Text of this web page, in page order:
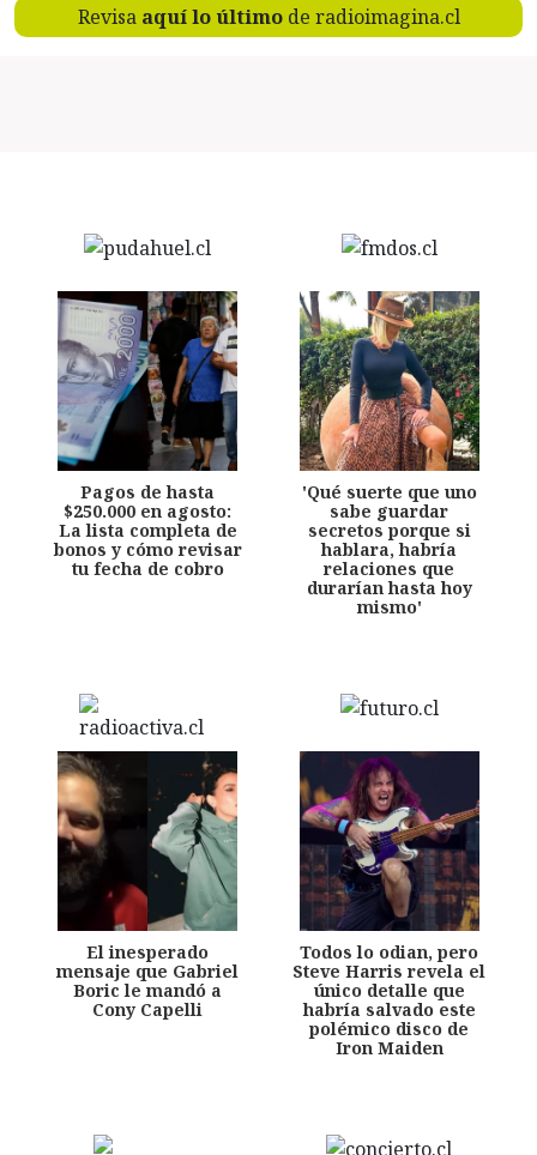
Revisa aquí lo últimode radioimagina.cl
Pagos de hasta
$250.000 en agosto:
La lista completa de
bonos y cómo revisar
tu fecha de cobro
'Qué suerte que uno
sabe guardar
secretos porque si
hablara, habría
relaciones que
durarían hasta hoy
mismo'
El inesperado
mensaje que Gabriel
Boric le mandó a
Cony Capelli
Todos lo odian, pero
Steve Harris revela el
único detalle que
habría salvado este
polémico disco de
Iron Maiden